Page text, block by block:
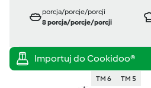
porcja/porcje/porcji
8porcja/porcje/porcji
TM 6 TM 5